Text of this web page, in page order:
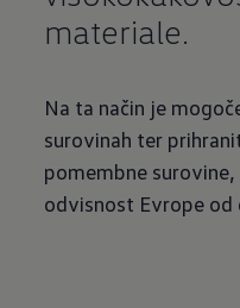
materiale.
Na ta način je
surovinah ter
pomembne
odvisnost Evrope od